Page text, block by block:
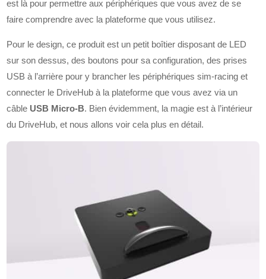
est là pour permettre aux périphériques que vous avez de se
faire comprendre avec la plateforme que vous utilisez.
Pour le design, ce produit est un petit boîtier disposant de LED
sur son dessus, des boutons pour sa configuration, des prises
USB à l’arrière pour y brancher les périphériques sim-racing et
connecter le DriveHub à la plateforme que vous avez via un
câble USB Micro-B. Bien évidemment, la magie est à l’intérieur
du DriveHub, et nous allons voir cela plus en détail.